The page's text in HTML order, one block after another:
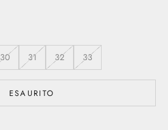
30 31 32 33
ESAURITO